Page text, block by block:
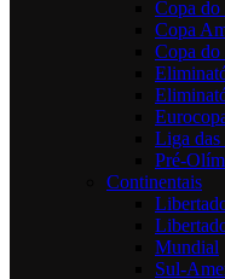
Copa
Copa
Copa
Liga das
Pré-
Continentais
Mundial
Sul-